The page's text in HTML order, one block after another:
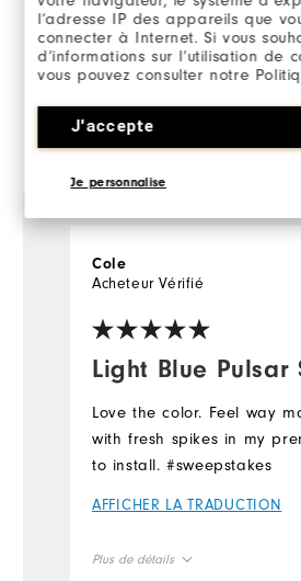
l’adresse IP des appareils que
connecter à Internet. Si vous
d’informations sur l’utilisation de
vous pouvez consulter notre
J'accepte
Je personnalise
Runs Small
Commenté par 64
Light Blue Pulsar
Cole
Acheteur Vérifié
Love the color. Feel way
with fresh spikes in my
to install. #sweepstakes
AFFICHER LA TRADUCTION
Plus de détails